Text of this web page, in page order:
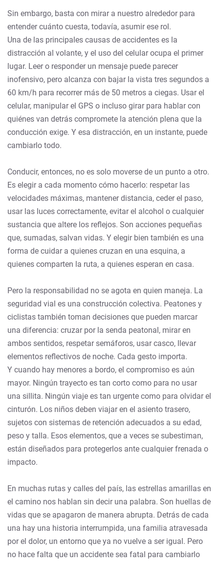
Sin embargo, basta con mirar a nuestro alrededor para
entender cuánto cuesta, todavía, asumir ese rol.
Una de las principales causas de accidentes es la
distracción al volante, y el uso del celular ocupa el primer
lugar. Leer o responder un mensaje puede parecer
inofensivo, pero alcanza con bajar la vista tres segundos a
60 km/h para recorrer más de 50 metros a ciegas. Usar el
celular, manipular el GPS o incluso girar para hablar con
quiénes van detrás compromete la atención plena que la
conducción exige. Y esa distracción, en un instante, puede
cambiarlo todo.
Conducir, entonces, no es solo moverse de un punto a otro.
Es elegir a cada momento cómo hacerlo: respetar las
velocidades máximas, mantener distancia, ceder el paso,
usar las luces correctamente, evitar el alcohol o cualquier
sustancia que altere los reflejos. Son acciones pequeñas
que, sumadas, salvan vidas. Y elegir bien también es una
forma de cuidar a quienes cruzan en una esquina, a
quienes comparten la ruta, a quienes esperan en casa.
Pero la responsabilidad no se agota en quien maneja. La
seguridad vial es una construcción colectiva. Peatones y
ciclistas también toman decisiones que pueden marcar
una diferencia: cruzar por la senda peatonal, mirar en
ambos sentidos, respetar semáforos, usar casco, llevar
elementos reflectivos de noche. Cada gesto importa.
Y cuando hay menores a bordo, el compromiso es aún
mayor. Ningún trayecto es tan corto como para no usar
una sillita. Ningún viaje es tan urgente como para olvidar el
cinturón. Los niños deben viajar en el asiento trasero,
sujetos con sistemas de retención adecuados a su edad,
peso y talla. Esos elementos, que a veces se subestiman,
están diseñados para protegerlos ante cualquier frenada o
impacto.
En muchas rutas y calles del país, las estrellas amarillas en
el camino nos hablan sin decir una palabra. Son huellas de
vidas que se apagaron de manera abrupta. Detrás de cada
una hay una historia interrumpida, una familia atravesada
por el dolor, un entorno que ya no vuelve a ser igual. Pero
no hace falta que un accidente sea fatal para cambiarlo